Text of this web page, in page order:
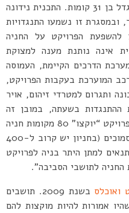
בנייני מגורים נמוכים (7 קומות) ומגדל בן 31 קומות. התכנית נידונה
ובמסגרת זו נשמעו התנגדויות
להשפעת הפרויקט על החניה
אינה נותנת מענה למצוקת
הדרכים הקיימת, העמוסה
המוערכת בעקבות הפרויקט,
ותגרום למטרדי זיהום, אויר
ההתנגדות בשעתה, במובן זה
שקבעה בתכנית המתאר כי בחניון הפרויקט “יוקצו” 80 מקומות חניה
לטובת התושבים שגרים ברחובות הסמוכים (בחניון יש קרוב ל-400
למתן היתר בניה לפרויקט
ואוכלס
בשנת 2009. תושבים
אמורות להיות מוקצות להם